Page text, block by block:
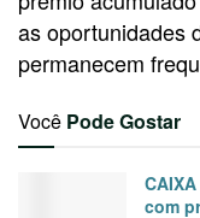
as oportunidades
permanecem
Você Pode Gostar
com